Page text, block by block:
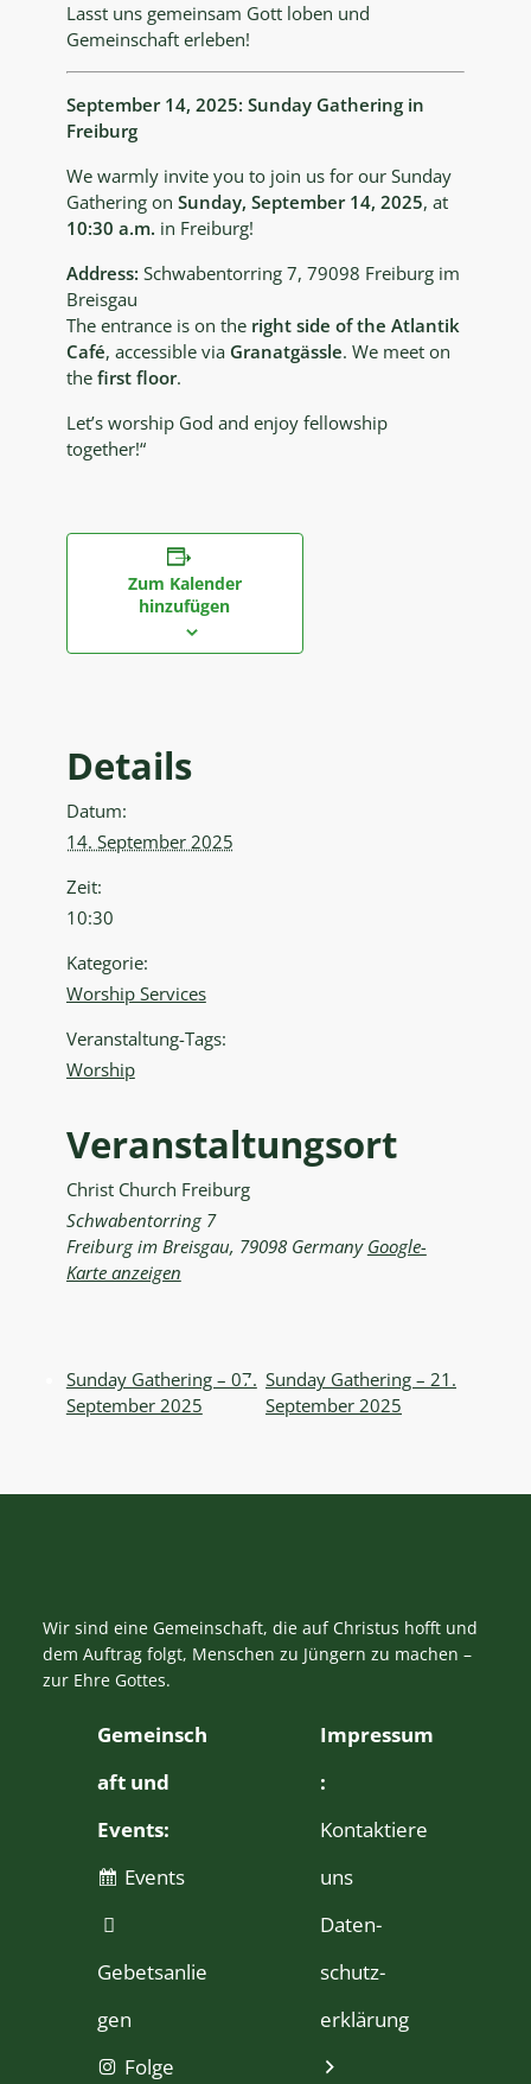
Lasst uns gemeinsam Gott loben und
Gemeinschaft erleben!
September 14, 2025: Sunday Gathering in
Freiburg
We warmly invite you to join us for our Sunday
Gathering on Sunday, September 14, 2025, at
10:30 a.m. in Freiburg!
Address: Schwabentorring 7, 79098 Freiburg im
Breisgau
The entrance is on the right side of the Atlantik
Café, accessible via Granatgässle. We meet on
the first floor.
Let’s worship God and enjoy fellowship
together!“
Zum Kalender
hinzufügen
Details
Datum:
14. September 2025
Zeit:
10:30
Kategorie:
Worship Services
Veranstaltung-Tags:
Worship
Veranstaltungsort
Christ Church Freiburg
Schwabentorring 7
Freiburg im Breisgau, 79098 Germany Google-
Karte anzeigen
Sunday Gathering – 07.
September 2025
Sunday Gathering – 21.
September 2025
Wir sind eine Gemeinschaft, die auf Christus hofft und
dem Auftrag folgt, Menschen zu Jüngern zu machen –
zur Ehre Gottes.
Gemeinsch
aft und
Events:
Events
Gebetsanlie
gen
Folge
Impressum
:
Kontaktiere
uns
Daten­
schutz­
erklärung